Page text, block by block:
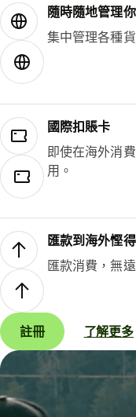
隨時隨地管理
集中管理各種
國際扣賬卡
即使在海外消
用。
匯款到海外慳
匯款消費，無
註冊 了解更多